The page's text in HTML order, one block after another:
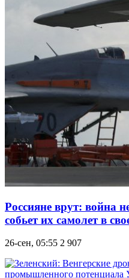
Россияне врут: война
собьет их самолет в
26-сен, 05:55 2 907